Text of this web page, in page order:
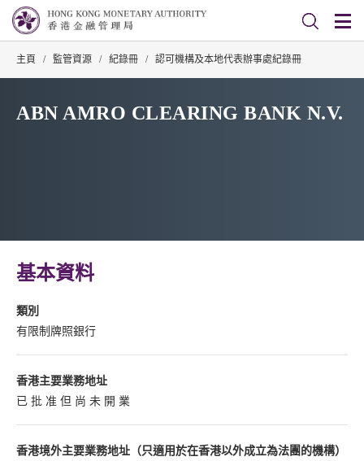
主頁 / 監管資源 / 紀錄冊 / 認可機構及本地代表辦事處紀錄冊
ABN AMRO CLEARING BANK N.V.
基本資料
類別
有限制牌照銀行
香港主要業務地址
已 批 准 但 尚 未 開 業
香港境外主要業務地址（只適用於在香港以外成立為法團的機構）